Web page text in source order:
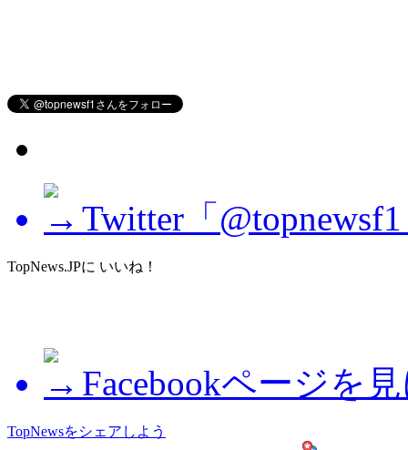
Twitter「
TopNews.JPに いいね！
Facebookページを
TopNewsをシェアしよう